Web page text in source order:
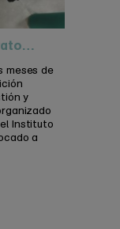
meses de
y
Instituto
a